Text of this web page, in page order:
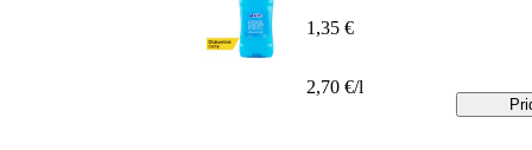
1,35 €
2,70 €/l